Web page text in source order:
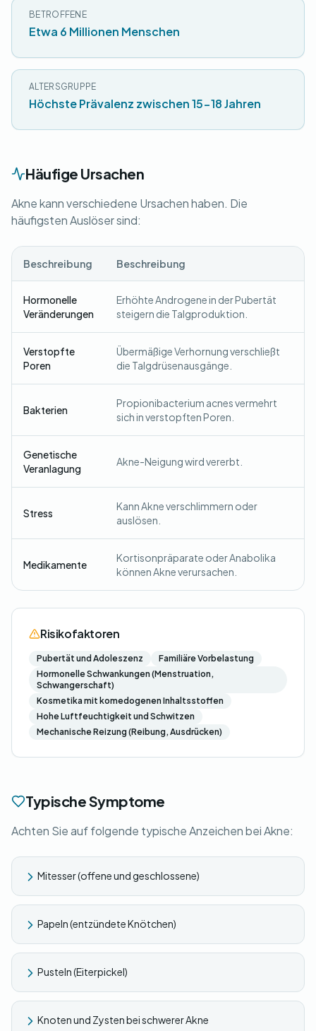
BETROFFENE
Etwa 6 Millionen Menschen
ALTERSGRUPPE
Höchste Prävalenz zwischen 15-18 Jahren
Häufige Ursachen
Akne kann verschiedene Ursachen haben. Die
häufigsten Auslöser sind:
Beschreibung Beschreibung
Hormonelle
Veränderungen
Erhöhte Androgene in der Pubertät
steigern die Talgproduktion.
Verstopfte
Poren
Übermäßige Verhornung verschließt
die Talgdrüsenausgänge.
Bakterien
Propionibacterium acnes vermehrt
sich in verstopften Poren.
Genetische
Veranlagung
Akne-Neigung wird vererbt.
Stress
Kann Akne verschlimmern oder
auslösen.
Medikamente
Kortisonpräparate oder Anabolika
können Akne verursachen.
Risikofaktoren
Pubertät und Adoleszenz
Familiäre Vorbelastung
Hormonelle Schwankungen (Menstruation,
Schwangerschaft)
Kosmetika mit komedogenen Inhaltsstoffen
Hohe Luftfeuchtigkeit und Schwitzen
Mechanische Reizung (Reibung, Ausdrücken)
Typische Symptome
Achten Sie auf folgende typische Anzeichen bei Akne:
Mitesser (offene und geschlossene)
Papeln (entzündete Knötchen)
Pusteln (Eiterpickel)
Knoten und Zysten bei schwerer Akne